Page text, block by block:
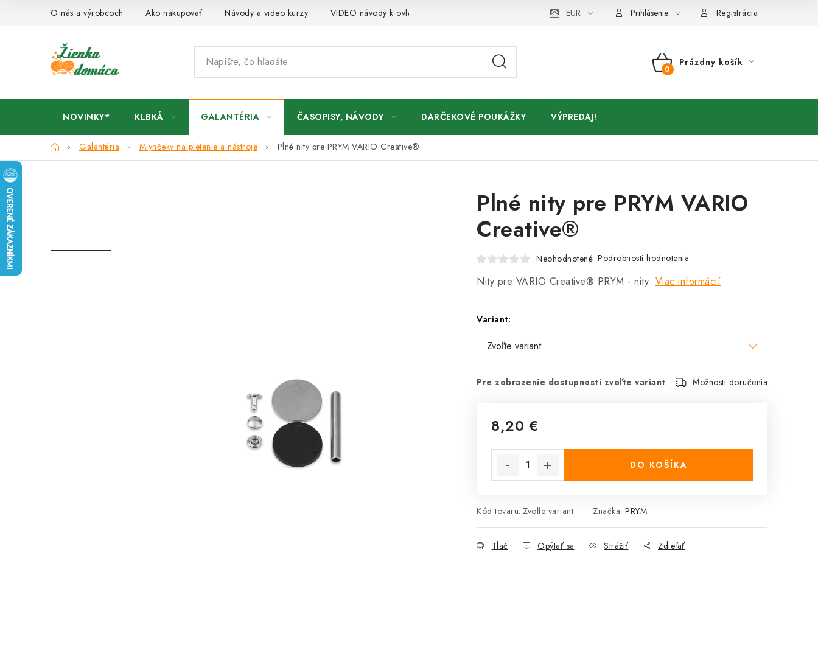
O nás a výrobcoch Ako nakupovať Návody a video kurzy VIDEO návody k ovládaniu e-shopu KontaktyEUR Prihlásenie Registrácia
NÁKUPNÝ
Prázdny košík
NOVINKY* KLBKÁ GALANTÉRIA ČASOPISY, NÁVODY DARČEKOVÉ POUKÁŽKY VÝPREDAJ!
DomovGalantéria Mlynčeky na pletenie a nástroje Plné nity pre PRYM VARIO Creative®
Plné nity pre PRYM VARIO
Creative®
Neohodnotené Podrobnosti hodnotenia
Nity pre VARIO Creative® PRYM - nity Viac informácií
Variant:
Pre zobrazenie dostupnosti zvoľte variant Možnosti doručenia
8,20 €
DO KOŠÍKA
Kód tovaru: Zvoľte variant Značka: PRYM
Tlač Opýtať sa Strážiť Zdieľať